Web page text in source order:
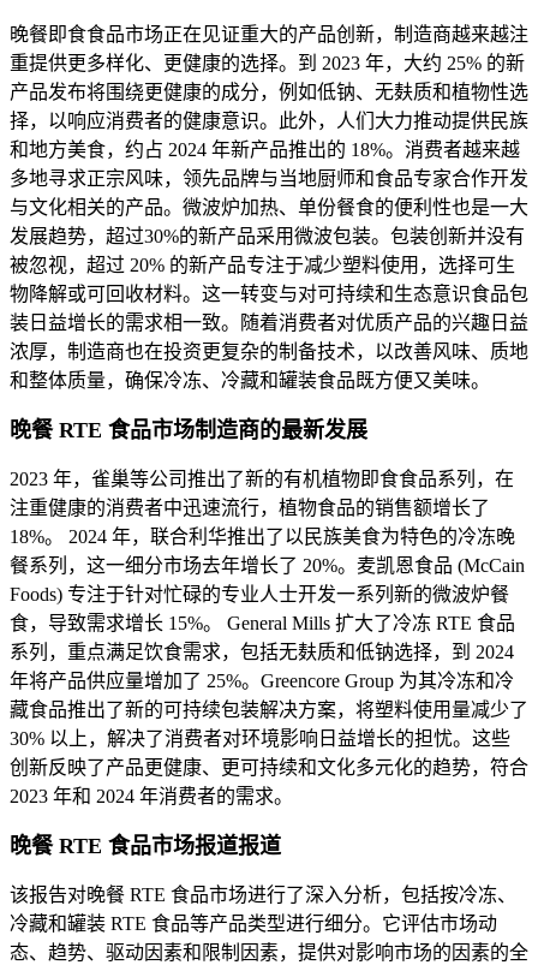
晚餐即食食品市场正在见证重大的产品创新，制造商越来越注
重提供更多样化、更健康的选择。到 2023 年，大约 25% 的新
产品发布将围绕更健康的成分，例如低钠、无麸质和植物性选
择，以响应消费者的健康意识。此外，人们大力推动提供民族
和地方美食，约占 2024 年新产品推出的 18%。消费者越来越
多地寻求正宗风味，领先品牌与当地厨师和食品专家合作开发
与文化相关的产品。微波炉加热、单份餐食的便利性也是一大
发展趋势，超过30%的新产品采用微波包装。包装创新并没有
被忽视，超过 20% 的新产品专注于减少塑料使用，选择可生
物降解或可回收材料。这一转变与对可持续和生态意识食品包
装日益增长的需求相一致。随着消费者对优质产品的兴趣日益
浓厚，制造商也在投资更复杂的制备技术，以改善风味、质地
和整体质量，确保冷冻、冷藏和罐装食品既方便又美味。
晚餐 RTE 食品市场制造商的最新发展
2023 年，雀巢等公司推出了新的有机植物即食食品系列，在
注重健康的消费者中迅速流行，植物食品的销售额增长了
18%。 2024 年，联合利华推出了以民族美食为特色的冷冻晚
餐系列，这一细分市场去年增长了 20%。麦凯恩食品 (McCain
Foods) 专注于针对忙碌的专业人士开发一系列新的微波炉餐
食，导致需求增长 15%。 General Mills 扩大了冷冻 RTE 食品
系列，重点满足饮食需求，包括无麸质和低钠选择，到 2024
年将产品供应量增加了 25%。Greencore Group 为其冷冻和冷
藏食品推出了新的可持续包装解决方案，将塑料使用量减少了
30% 以上，解决了消费者对环境影响日益增长的担忧。这些
创新反映了产品更健康、更可持续和文化多元化的趋势，符合
2023 年和 2024 年消费者的需求。
晚餐 RTE 食品市场报道报道
该报告对晚餐 RTE 食品市场进行了深入分析，包括按冷冻、
冷藏和罐装 RTE 食品等产品类型进行细分。它评估市场动
态、趋势、驱动因素和限制因素，提供对影响市场的因素的全